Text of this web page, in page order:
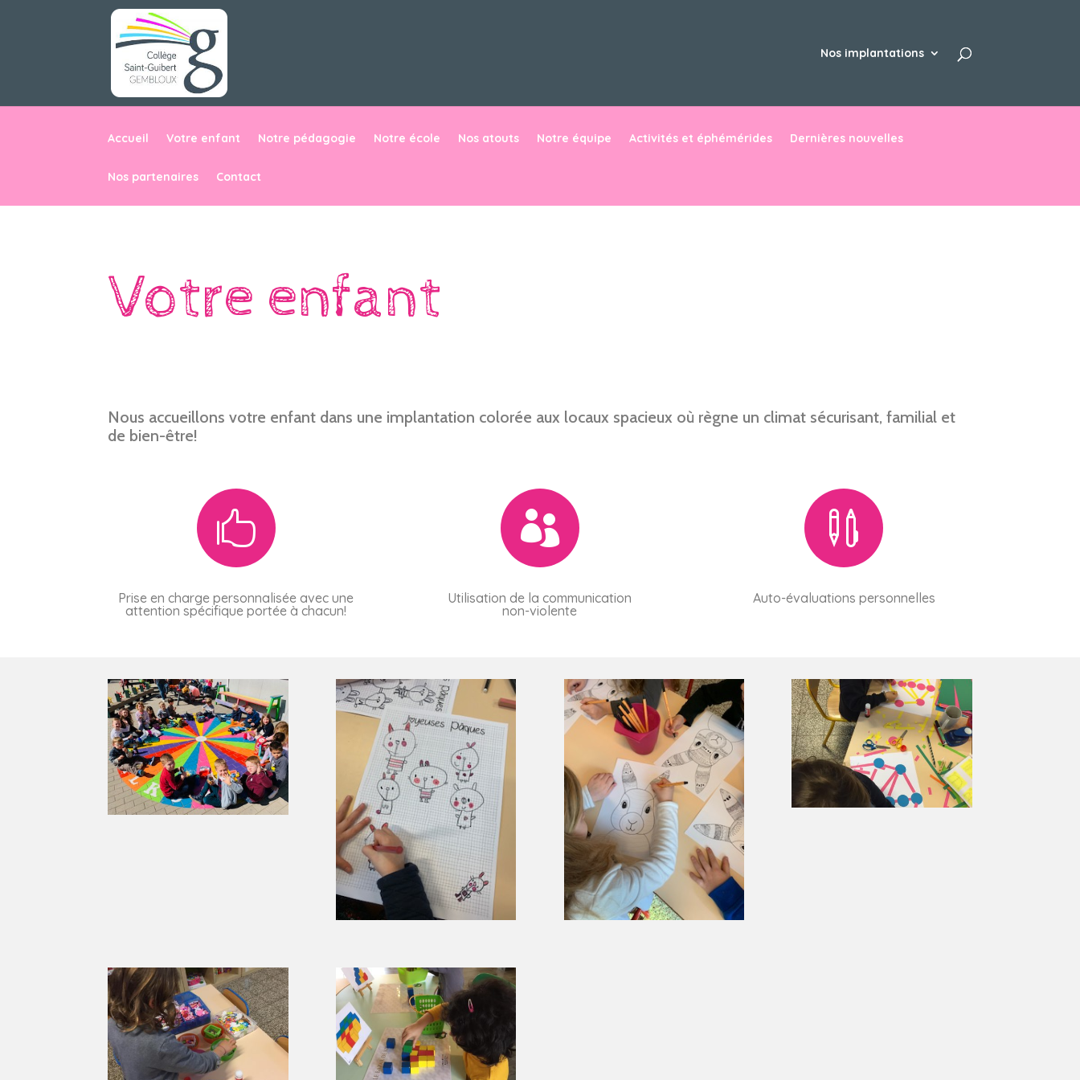
Nos implantations
Accueil Votre enfant Notre pédagogie Notre école Nos atouts Notre équipe Activités et éphémérides Dernières nouvelles
Nos partenaires Contact
Votre enfant
Nous accueillons votre enfant dans une implantation colorée aux locaux spacieux où règne un climat sécurisant, familial et
de bien-être!

Prise en charge personnalisée avec une
attention spécifique portée à chacun!

Utilisation de la communication
non-violente

Auto-évaluations personnelles